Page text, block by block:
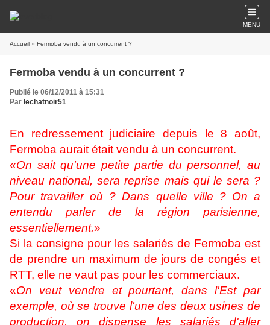
MENU
Accueil » Fermoba vendu à un concurrent ?
Fermoba vendu à un concurrent ?
Publié le 06/12/2011 à 15:31
Par lechatnoir51
En redressement judiciaire depuis le 8 août,
Fermoba aurait était vendu à un concurrent.
«On sait qu'une petite partie du personnel, au
niveau national, sera reprise mais qui le sera ?
Pour travailler où ? Dans quelle ville ? On a
entendu parler de la région parisienne,
essentiellement.»
Si la consigne pour les salariés de Fermoba est
de prendre un maximum de jours de congés et
RTT, elle ne vaut pas pour les commerciaux.
«On veut vendre et pourtant, dans l'Est par
exemple, où se trouve l'une des deux usines de
production, on dispense les salariés d'aller